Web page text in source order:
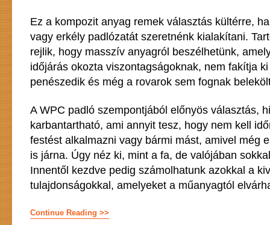
Ez a kompozit anyag remek választás kültérre,
vagy erkély padlózatát szeretnénk kialakítani.
rejlik, hogy masszív anyagról beszélhetünk,
időjárás okozta viszontagságoknak, nem fakítja
penészedik és még a rovarok sem fognak
A WPC padló szempontjából előnyös választás,
karbantartható, ami annyit tesz, hogy nem kell
festést alkalmazni vagy bármi mást, amivel még
is járna. Úgy néz ki, mint a fa, de valójában
Innentől kezdve pedig számolhatunk azokkal a
tulajdonságokkal, amelyeket a műanyagtól
Continue Reading >>